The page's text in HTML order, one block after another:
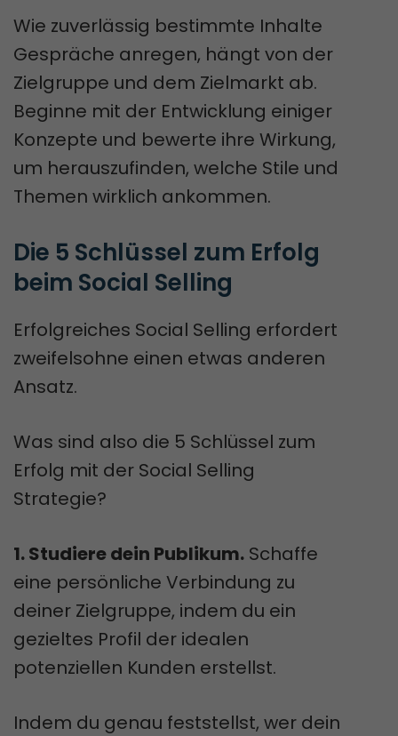
Wie zuverlässig bestimmte Inhalte
Gespräche anregen, hängt von der
Zielgruppe und dem Zielmarkt ab.
Beginne mit der Entwicklung einiger
Konzepte und bewerte ihre Wirkung,
um herauszufinden, welche Stile und
Themen wirklich ankommen.
Die 5 Schlüssel zum Erfolg
beim Social Selling
Erfolgreiches Social Selling erfordert
zweifelsohne einen etwas anderen
Ansatz.
Was sind also die 5 Schlüssel zum
Erfolg mit der Social Selling
Strategie?
1. Studiere dein Publikum. Schaffe
eine persönliche Verbindung zu
deiner Zielgruppe, indem du ein
gezieltes Profil der idealen
potenziellen Kunden erstellst.
Indem du genau feststellst, wer dein